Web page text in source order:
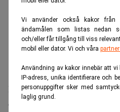
Vi använder också kakor
ändamålen som listas nedan
och/eller får tillgång till viss
mobil eller dator. Vi och våra
Användning av kakor innebär att
IP-adress, unika identifierare och
personuppgifter sker med
laglig grund.
I intervjun återkommer
omständigheter påverkade